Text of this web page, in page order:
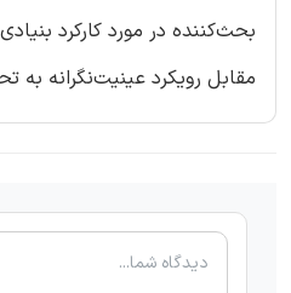
بحث‌کننده در مورد کارکرد
مقابل رویکرد عینیت‌نگرانه به